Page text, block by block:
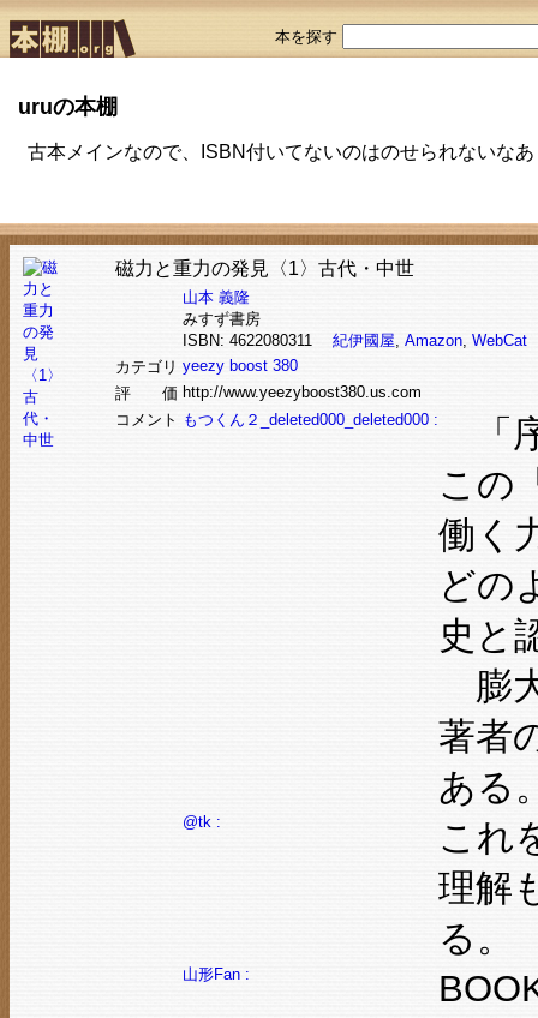
本を探す
uruの本棚
古本メインなので、ISBN付いてないのはのせられないなあ
磁力と重力の発見〈1〉古代・中世
山本 義隆
みすず書房
ISBN: 4622080311 紀伊國屋, Amazon, WebCat
カテゴリ yeezy boost 380
評 価 http://www.yeezyboost380.us.com
コメント もつくん２_deleted000_deleted000 :
「
この
働く
どの
史と
膨
著者
ある
@tk :
これ
理解
る。
山形Fan :